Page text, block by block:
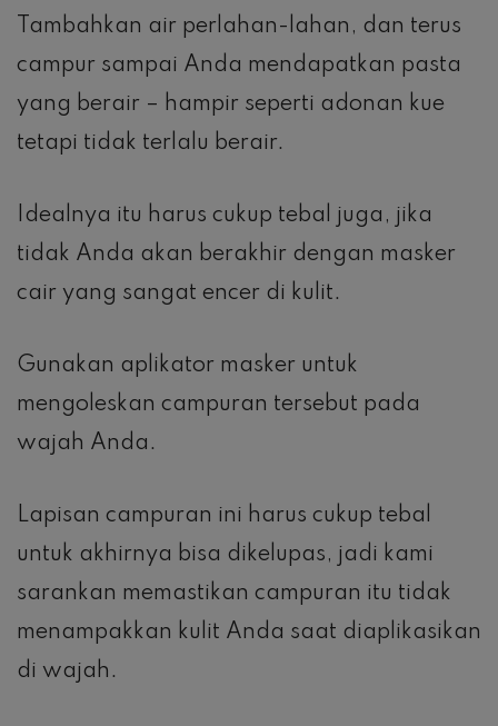
Tambahkan air perlahan-lahan, dan terus
campur sampai Anda mendapatkan pasta
yang berair – hampir seperti adonan kue
tetapi tidak terlalu berair.
Idealnya itu harus cukup tebal juga, jika
tidak Anda akan berakhir dengan masker
cair yang sangat encer di kulit.
Gunakan aplikator masker untuk
mengoleskan campuran tersebut pada
wajah Anda.
Lapisan campuran ini harus cukup tebal
untuk akhirnya bisa dikelupas, jadi kami
sarankan memastikan campuran itu tidak
menampakkan kulit Anda saat diaplikasikan
di wajah.